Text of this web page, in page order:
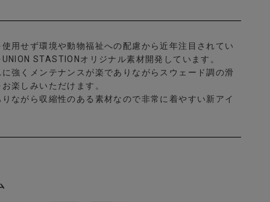
用せず環境や動物福祉への配慮から近年注目されてい
STASTIONオリジナル素材開発しています。
強くメンテナンスが楽でありながらスウェード調の滑
楽しみいただけます。
ながら収縮性のある素材なので非常に着やすい新アイ